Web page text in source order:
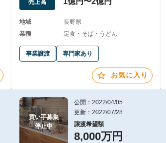
売上高
地域
長野県
業種
定食・そば・うどん
事業譲渡 専門家あり
お気に入り
買い手募集
停止中
公開：2022/04/05
更新：2022/07/28
譲渡希望額
8,000万円